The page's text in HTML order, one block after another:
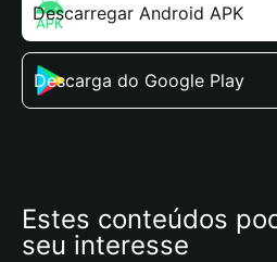
Descarregar Android APK
Descarga do Google Play
Estes conteúdos
seu interesse